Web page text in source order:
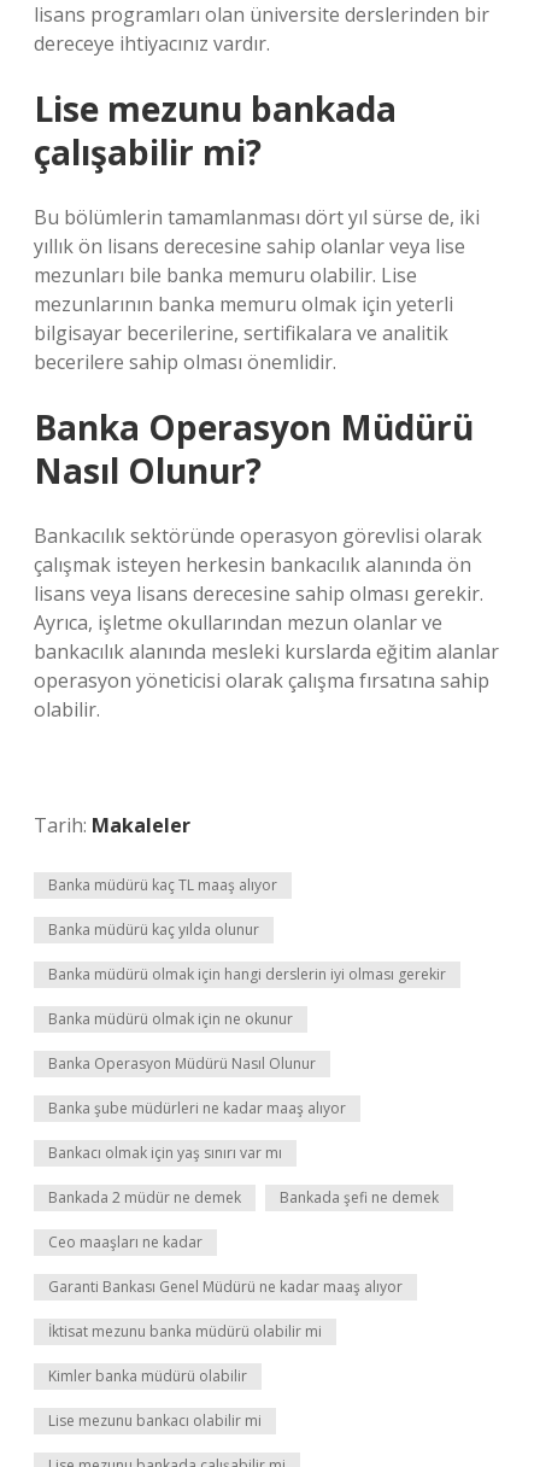
lisans programları olan üniversite derslerinden bir
dereceye ihtiyacınız vardır.
Lise mezunu bankada
çalışabilir mi?
Bu bölümlerin tamamlanması dört yıl sürse de, iki
yıllık ön lisans derecesine sahip olanlar veya lise
mezunları bile banka memuru olabilir. Lise
mezunlarının banka memuru olmak için yeterli
bilgisayar becerilerine, sertifikalara ve analitik
becerilere sahip olması önemlidir.
Banka Operasyon Müdürü
Nasıl Olunur?
Bankacılık sektöründe operasyon görevlisi olarak
çalışmak isteyen herkesin bankacılık alanında ön
lisans veya lisans derecesine sahip olması gerekir.
Ayrıca, işletme okullarından mezun olanlar ve
bankacılık alanında mesleki kurslarda eğitim alanlar
operasyon yöneticisi olarak çalışma fırsatına sahip
olabilir.
Tarih: Makaleler
Banka müdürü kaç TL maaş alıyor
Banka müdürü kaç yılda olunur
Banka müdürü olmak için hangi derslerin iyi olması gerekir
Banka müdürü olmak için ne okunur
Banka Operasyon Müdürü Nasıl Olunur
Banka şube müdürleri ne kadar maaş alıyor
Bankacı olmak için yaş sınırı var mı
Bankada 2 müdür ne demek Bankada şefi ne demek
Ceo maaşları ne kadar
Garanti Bankası Genel Müdürü ne kadar maaş alıyor
İktisat mezunu banka müdürü olabilir mi
Kimler banka müdürü olabilir
Lise mezunu bankacı olabilir mi